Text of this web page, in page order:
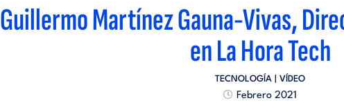
Guillermo Martínez Gauna-Vivas,
en La Hora Tech
TECNOLOGÍA | VÍDEO
Febrero 2021